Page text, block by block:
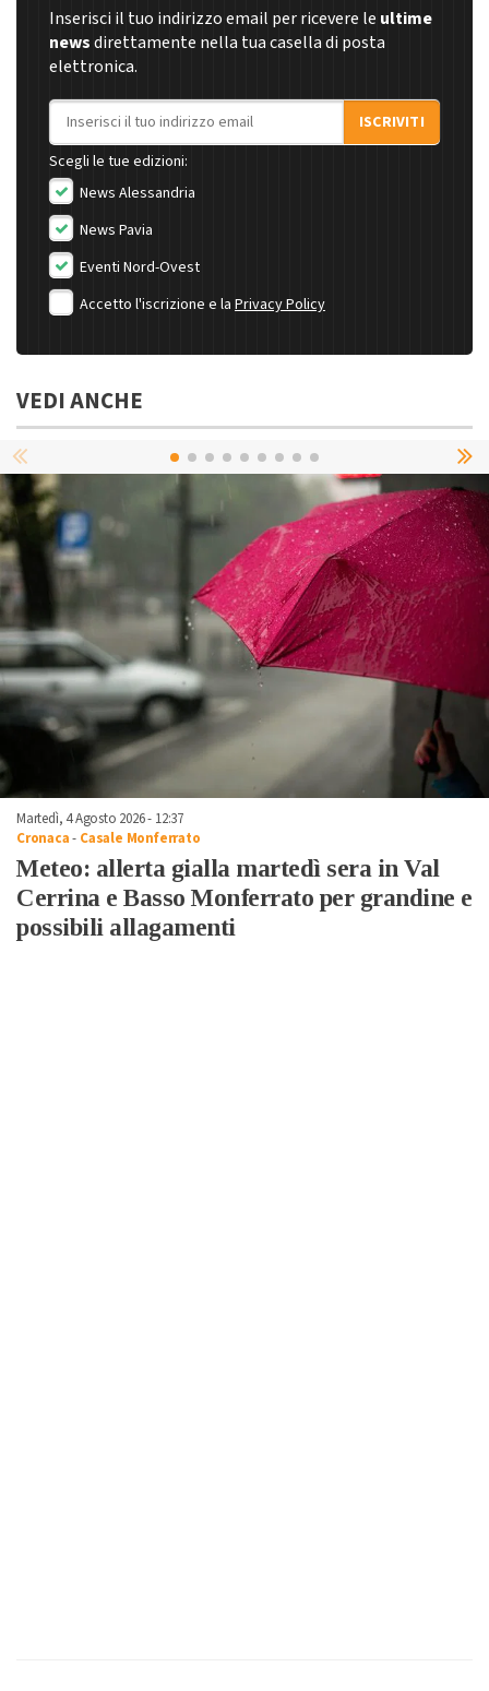
Inserisci il tuo indirizzo email per ricevere le ultime
newsdirettamente nella tua casella di posta
elettronica.
Indirizzo email
ISCRIVITI
Scegli le tue edizioni:
News Alessandria
News Pavia
Eventi Nord-Ovest
Accetto l'iscrizione e la Privacy Policy
VEDI ANCHE
Martedì, 4 Agosto 2026 - 12:37
Cronaca- Casale Monferrato
Meteo: allerta gialla martedì sera in Val
Cerrina e Basso Monferrato per grandine e
possibili allagamenti